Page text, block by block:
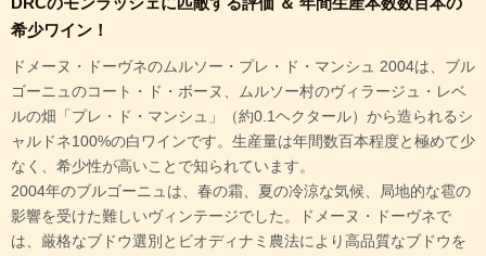
希少ワイン！
ドメーヌ・ドーヴネのムルソー・プレ・ド・マンシュ 2004は、ブル
ゴーニュのコート・ド・ボーヌ、ムルソー村のヴィラージュ・レベ
ルの畑「プレ・ド・マンシュ」（約0.1ヘクタール）から造られるシ
ャルドネ100%の白ワインです。生産量は年間数百本程度と極めて少
なく、希少性が高いことで知られています。
2004年のブルゴーニュは、春の霜、夏の冷涼な気候、局地的な雹の
影響を受けた難しいヴィンテージでした。ドメーヌ・ドーヴネで
は、厳格なブドウ選別とビオディナミ農法により高品質なブドウを